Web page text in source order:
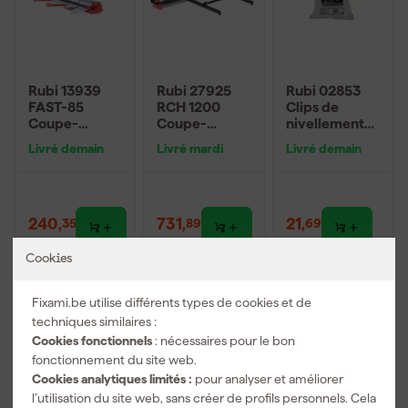
Cookies
Fixami.be utilise différents types de cookies et de
techniques similaires :
Cookies fonctionnels : nécessaires pour le bon
fonctionnement du site web.
Cookies analytiques limités : pour analyser et améliorer
l’utilisation du site web, sans créer de profils personnels. Cela
Rubi 13939
FAST-85
Coupe-
un sac - 850
Livré demain
240,35
TTC
Rubi 27925
RCH 1200
Coupe-
sac - 1200 mm
Livré mardi
731,89
TTC
Rubi 02853
Clips de
nivellement
mm - 3-12 mm
Livré demain
21 ,69
TTC